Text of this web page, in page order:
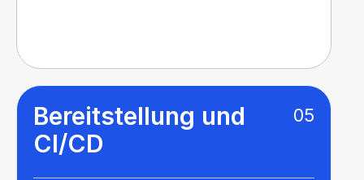
Bereitstellung und
CI/CD
05